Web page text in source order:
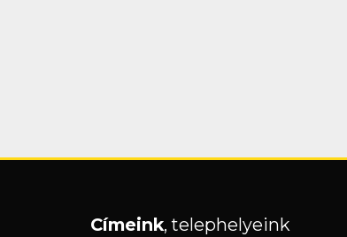
Címeink, telephelyeink